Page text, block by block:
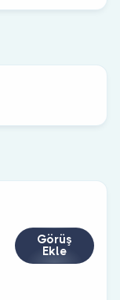
Görüş
Ekle